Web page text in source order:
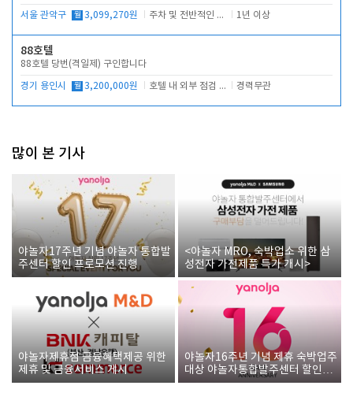
서울 관악구 월 3,099,270원 주차 및 전반적인 당번업무 1년 이상
88호텔
88호텔 당번(격일제) 구인합니다
경기 용인시 월 3,200,000원 호텔 내 외부 점검 및 프런트 운영 경력무관
많이 본 기사
야놀자17주년 기념 야놀자 통합발
주센터 할인 프로모션 진행
<야놀자 MRO, 숙박업소 위한 삼
성전자 가전제품 특가 개시>
야놀자제휴점 금융혜택제공 위한
제휴 및 금융서비스 게시
야놀자16주년 기념 제휴 숙박업주
대상 야놀자통합발주센터 할인쿠
폰 증정